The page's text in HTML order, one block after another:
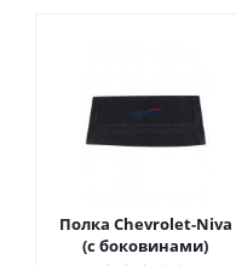
Полка Chevrolet-Niva
(с боковинами)